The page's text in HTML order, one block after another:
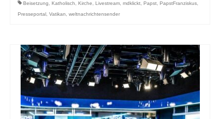
Beisetzung, Katholisch, Kirche, Livestream, mdklickt, Papst, PapstFranziskus,
Presseportal , Vatikan, weltnachrichtensender